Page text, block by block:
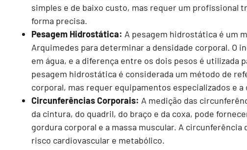
simples e de baixo custo, mas requer um profissional
forma precisa.
Pesagem Hidrostática: A pesagem hidrostática é um
Arquimedes para determinar a densidade corporal. O
em água, e a diferença entre os dois pesos é utilizada
pesagem hidrostática é considerada um método de
corporal, mas requer equipamentos especializados e
Circunferências Corporais: A medição das
da cintura, do quadril, do braço e da coxa, pode
gordura corporal e a massa muscular. A
risco cardiovascular e metabólico.